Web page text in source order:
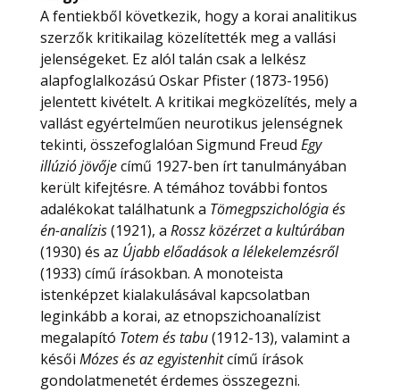
A fentiekből következik, hogy a korai analitikus
szerzők kritikailag közelítették meg a vallási
jelenségeket. Ez alól talán csak a lelkész
alapfoglalkozású Oskar Pfister (1873-1956)
jelentett kivételt. A kritikai megközelítés, mely a
vallást egyértelműen neurotikus jelenségnek
tekinti, összefoglalóan Sigmund Freud Egy
illúzió jövőjecímű 1927-ben írt tanulmányában
került kifejtésre. A témához további fontos
adalékokat találhatunk a Tömegpszichológia és
én-analízis(1921), a Rossz közérzet a kultúrában
(1930) és az Újabb előadások a lélekelemzésről
(1933) című írásokban. A monoteista
istenképzet kialakulásával kapcsolatban
leginkább a korai, az etnopszichoanalízist
megalapító Totem és tabu(1912-13), valamint a
késői Mózes és az egyistenhitcímű írások
gondolatmenetét érdemes összegezni.